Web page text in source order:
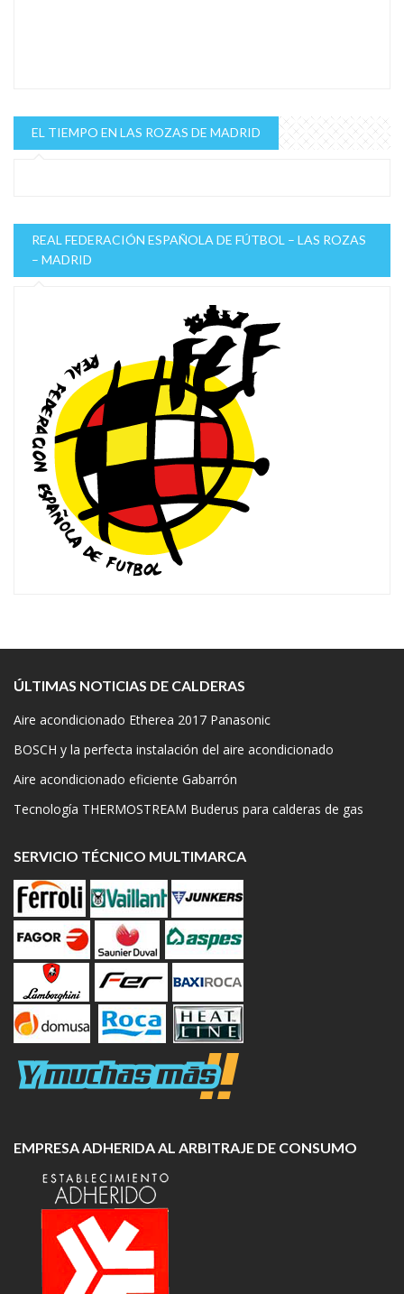
EL TIEMPO EN LAS ROZAS DE MADRID
REAL FEDERACIÓN ESPAÑOLA DE FÚTBOL – LAS ROZAS
– MADRID
ÚLTIMAS NOTICIAS DE CALDERAS
Aire acondicionado Etherea 2017 Panasonic
BOSCH y la perfecta instalación del aire acondicionado
Aire acondicionado eficiente Gabarrón
Tecnología THERMOSTREAM Buderus para calderas de gas
SERVICIO TÉCNICO MULTIMARCA
EMPRESA ADHERIDA AL ARBITRAJE DE CONSUMO